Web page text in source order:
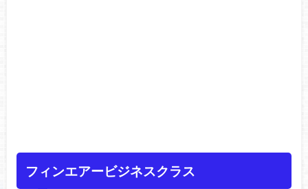
フィンエアービジネスクラス